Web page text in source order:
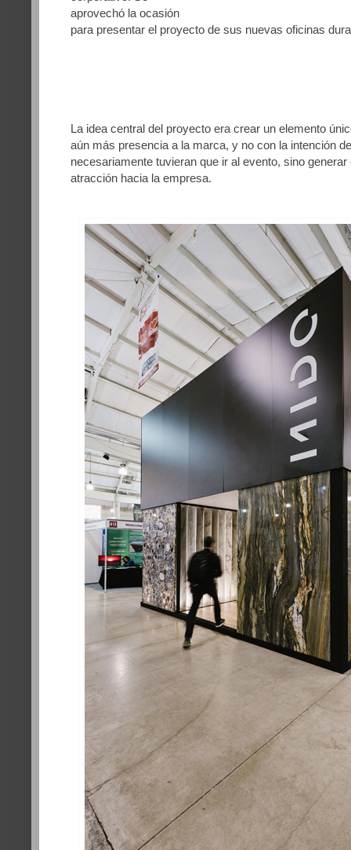
aprovechó la ocasión
para presentar el proyecto de sus nuevas oficinas
La idea central del proyecto era crear un elemento
aún más presencia a la marca, y no con la intención
necesariamente tuvieran que ir al evento, sino
atracción hacia la empresa.